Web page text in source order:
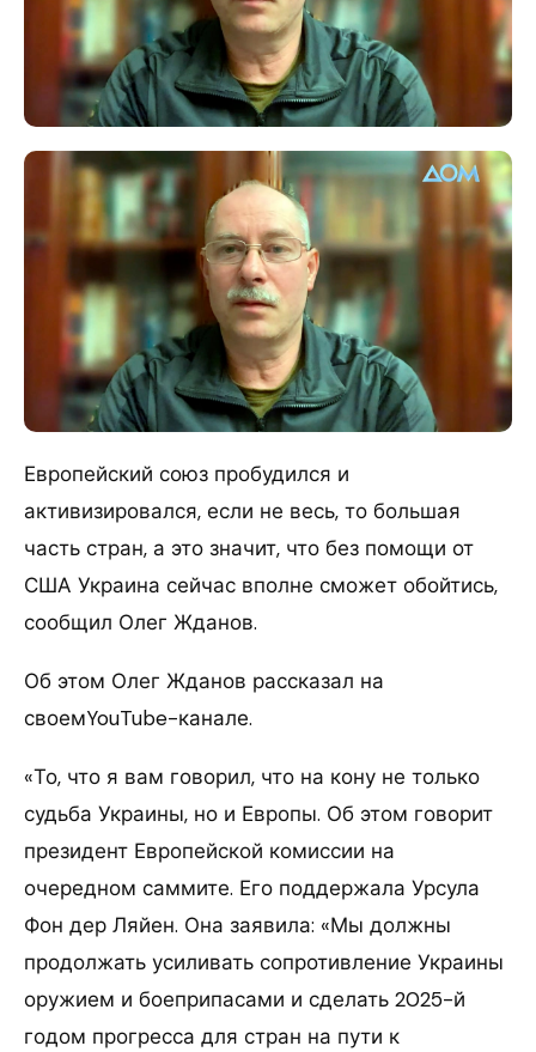
Европейский союз пробудился и
активизировался, если не весь, то большая
часть стран, а это значит, что без помощи от
США Украина сейчас вполне сможет обойтись,
сообщил Олег Жданов.
Об этом Олег Жданов рассказал на
своемYouTube-канале.
«То, что я вам говорил, что на кону не только
судьба Украины, но и Европы. Об этом говорит
президент Европейской комиссии на
очередном саммите. Его поддержала Урсула
Фон дер Ляйен. Она заявила: «Мы должны
продолжать усиливать сопротивление Украины
оружием и боеприпасами и сделать 2025-й
годом прогресса для стран на пути к